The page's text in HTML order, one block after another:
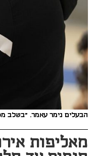
הבעלים נימר עאמר. "בשלב
מאליפות